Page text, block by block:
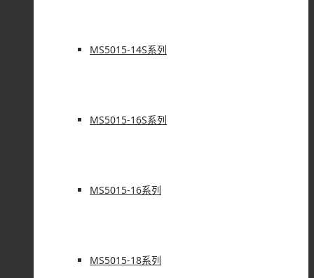
MS5015-14S系列
MS5015-16S系列
MS5015-16系列
MS5015-18系列